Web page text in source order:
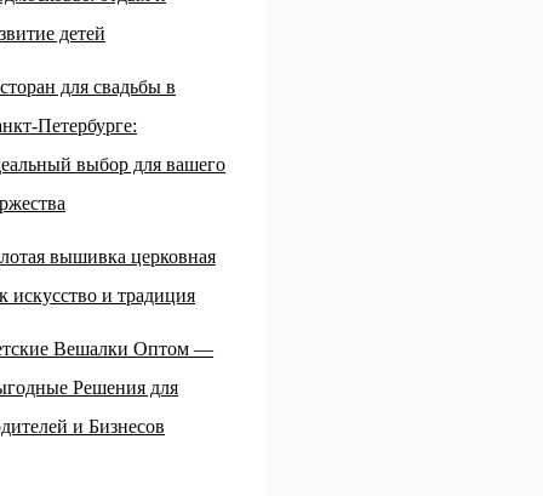
детей
для свадьбы в
Петербурге:
выбор для вашего
вышивка церковная
искусство и традиция
Вешалки Оптом —
Решения для
и Бизнесов